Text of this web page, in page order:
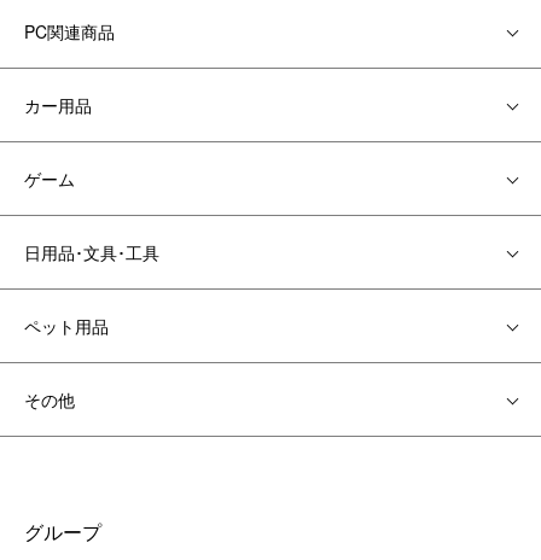
PC関連商品
カー用品
ゲーム
日用品･文具･工具
ペット用品
その他
グループ